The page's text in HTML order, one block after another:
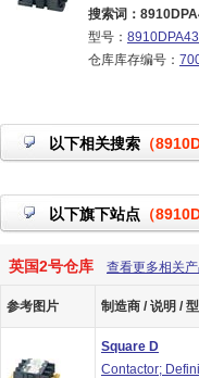
搜索词：
型号：
仓库库存编号：
以下相关搜索 （
以下旗下站点 （
英国2号仓库 查看更多相关
参考图片 制造商 / 说明 /
Square D
Contactor;